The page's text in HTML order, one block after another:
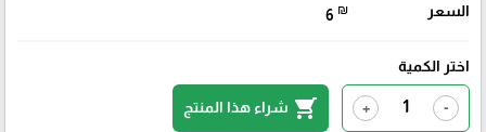
السعر 6 ₪
اختر الكمية
-
+
shopping_cart شراء هذا المنتج